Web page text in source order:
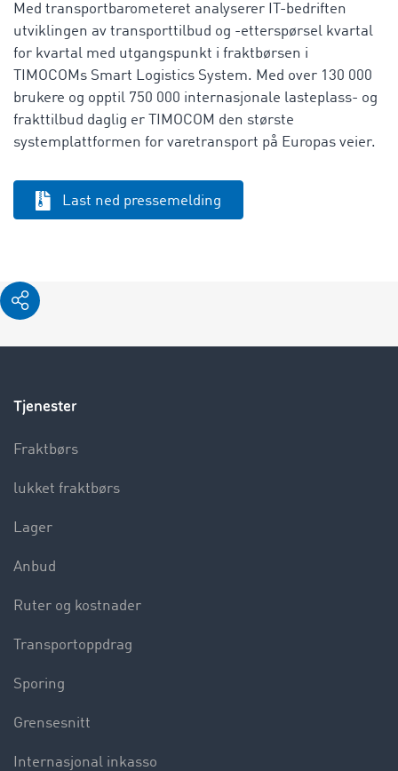
Med transportbarometeret analyserer IT-bedriften
utviklingen av transporttilbud og -etterspørsel kvartal
for kvartal med utgangspunkt i fraktbørsen i
TIMOCOMs Smart Logistics System. Med over 130 000
brukere og opptil 750 000 internasjonale lasteplass- og
frakttilbud daglig er TIMOCOM den største
systemplattformen for varetransport på Europas veier.
Last ned pressemelding
Tjenester
Fraktbørs
lukket fraktbørs
Lager
Anbud
Ruter og kostnader
Transportoppdrag
Sporing
Grensesnitt
Internasjonal inkasso